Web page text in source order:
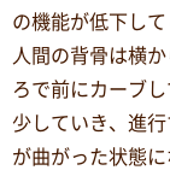
の機能が低下して
人間の背骨は横
ろで前にカーブ
少していき、進
が曲がった状態に